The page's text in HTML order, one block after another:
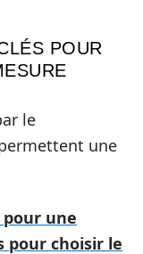
POUR
le
une
une
pour choisir le